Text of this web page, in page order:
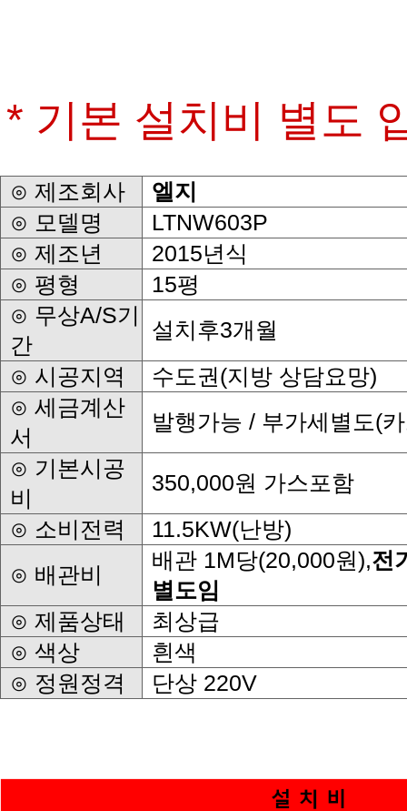
* 기본 설치비 별도
⊙ 제조회사
엘지
⊙ 모델명
LTNW603P
⊙ 제조년
2015년식
⊙ 평형
15평
간
설치후3개월
⊙ 시공지역
수도권(지방 상담요망)
서
발행가능 / 부가세별도(
비
350,000원 가스포함
⊙ 소비전력
11.5KW(난방)
⊙ 배관비
배관 1M당(20,000원),
별도임
⊙ 제품상태
최상급
⊙ 색상
흰색
⊙ 정원정격
단상 220V